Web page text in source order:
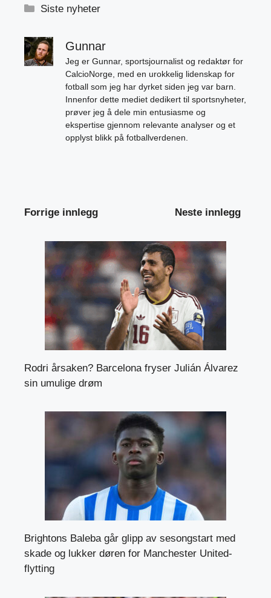
Kategorier
Siste nyheter
Gunnar
Jeg er Gunnar, sportsjournalist og redaktør for
CalcioNorge, med en urokkelig lidenskap for
fotball som jeg har dyrket siden jeg var barn.
Innenfor dette mediet dedikert til sportsnyheter,
prøver jeg å dele min entusiasme og
ekspertise gjennom relevante analyser og et
opplyst blikk på fotballverdenen.
Forrige innlegg Neste innlegg
Rodri årsaken? Barcelona fryser Julián Álvarez
sin umulige drøm
Brightons Baleba går glipp av sesongstart med
skade og lukker døren for Manchester United-
flytting